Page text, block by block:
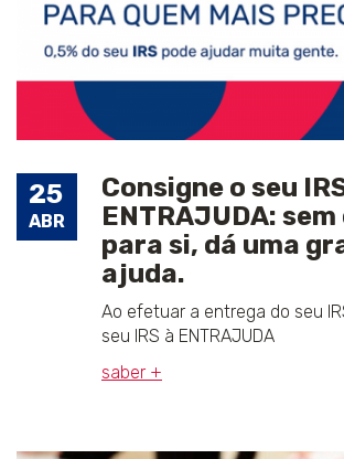
25
ABR
Consigne o seu
ENTRAJUDA:
para si, dá uma
ajuda.
Ao efetuar a entrega do seu
seu IRS à ENTRAJUDA
saber +